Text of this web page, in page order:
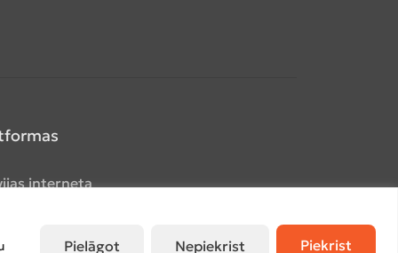
Pielāgot Nepiekrist Piekrist